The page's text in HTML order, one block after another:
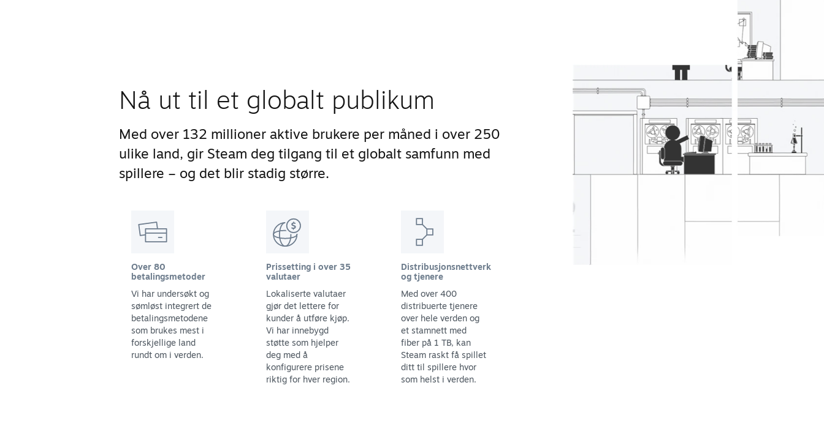
Nå ut til et globalt publikum
Med over 132 millioner aktive brukere per måned i over 250
ulike land, gir Steam deg tilgang til et globalt samfunn med
spillere – og det blir stadig større.
Over 80
betalingsmetoder
Vi har undersøkt og
sømløst integrert de
betalingsmetodene
som brukes mest i
forskjellige land
rundt om i verden.
Prissetting i over 35
valutaer
Lokaliserte valutaer
gjør det lettere for
kunder å utføre kjøp.
Vi har innebygd
støtte som hjelper
deg med å
konfigurere prisene
riktig for hver region.
Distribusjonsnettverk
og tjenere
Med over 400
distribuerte tjenere
over hele verden og
et stamnett med
fiber på 1 TB, kan
Steam raskt få spillet
ditt til spillere hvor
som helst i verden.